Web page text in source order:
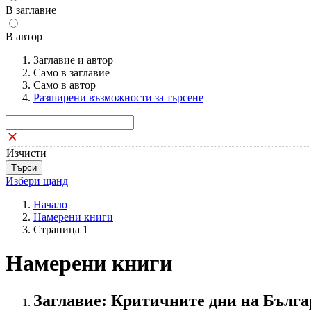
В заглавие
В автор
Заглавие и автор
Само в заглавие
Само в автор
Разширени възможности за търсене
Изчисти
Избери щанд
Начало
Намерени книги
Страница 1
Намерени книги
Заглавие: Критичните дни на